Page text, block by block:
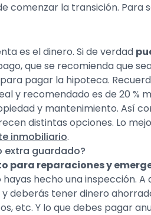
comenzar la transición.
es el dinero. Si de verdad
que se recomienda que
pagar la hipoteca.
y recomendado es de 20
y mantenimiento. Así
distintas opciones. Lo
inmobiliario.
extra guardado?
para reparaciones y
hecho una inspección.
deberás tener dinero
etc. Y lo que debes pagar